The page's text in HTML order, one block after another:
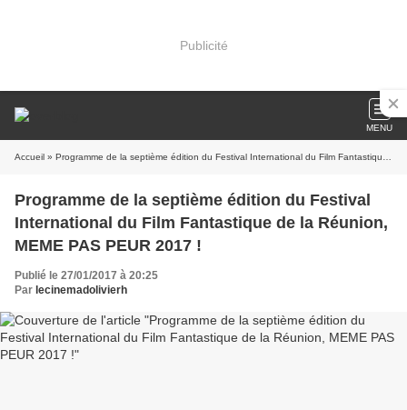
Publicité
MENU
Accueil » Programme de la septième édition du Festival International du Film Fantastique de la Réunion, MEME PAS PEUR 2017 !
Programme de la septième édition du Festival
International du Film Fantastique de la Réunion,
MEME PAS PEUR 2017 !
Publié le 27/01/2017 à 20:25
Par lecinemadolivierh